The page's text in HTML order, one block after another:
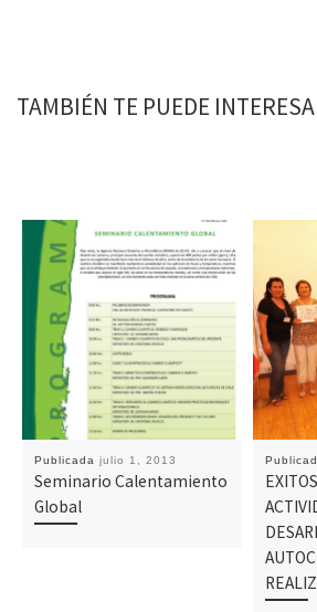
TAMBIÉN TE PUEDE
Publicadajulio 1, 2013
Seminario Calentamiento
Global